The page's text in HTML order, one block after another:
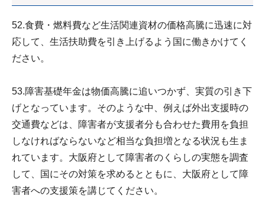
52.食費・燃料費など生活関連資材の価格高騰に迅速に対
応して、生活扶助費を引き上げるよう国に働きかけてく
ださい。
53.障害基礎年金は物価高騰に追いつかず、実質の引き下
げとなっています。そのような中、例えば外出支援時の
交通費などは、障害者が支援者分も合わせた費用を負担
しなければならないなど相当な負担増となる状況も生ま
れています。大阪府として障害者のくらしの実態を調査
して、国にその対策を求めるとともに、大阪府として障
害者への支援策を講じてください。